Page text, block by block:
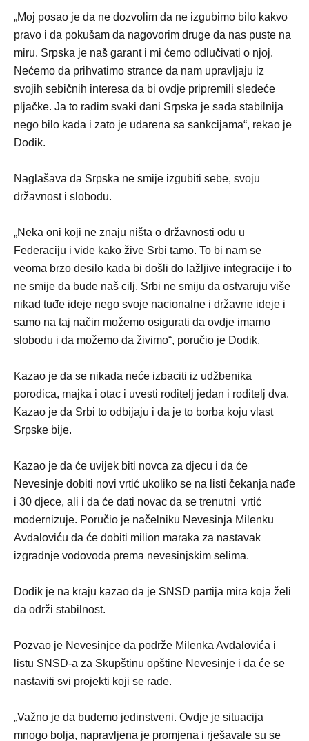
„Moj posao je da ne dozvolim da ne izgubimo bilo kakvo
pravo i da pokušam da nagovorim druge da nas puste na
miru. Srpska je naš garant i mi ćemo odlučivati o njoj.
Nećemo da prihvatimo strance da nam upravljaju iz
svojih sebičnih interesa da bi ovdje pripremili sledeće
pljačke. Ja to radim svaki dani Srpska je sada stabilnija
nego bilo kada i zato je udarena sa sankcijama“, rekao je
Dodik.
Naglašava da Srpska ne smije izgubiti sebe, svoju
državnost i slobodu.
„Neka oni koji ne znaju ništa o državnosti odu u
Federaciju i vide kako žive Srbi tamo. To bi nam se
veoma brzo desilo kada bi došli do lažljive integracije i to
ne smije da bude naš cilj. Srbi ne smiju da ostvaruju više
nikad tuđe ideje nego svoje nacionalne i državne ideje i
samo na taj način možemo osigurati da ovdje imamo
slobodu i da možemo da živimo“, poručio je Dodik.
Kazao je da se nikada neće izbaciti iz udžbenika
porodica, majka i otac i uvesti roditelj jedan i roditelj dva.
Kazao je da Srbi to odbijaju i da je to borba koju vlast
Srpske bije.
Kazao je da će uvijek biti novca za djecu i da će
Nevesinje dobiti novi vrtić ukoliko se na listi čekanja nađe
i 30 djece, ali i da će dati novac da se trenutni vrtić
modernizuje. Poručio je načelniku Nevesinja Milenku
Avdaloviću da će dobiti milion maraka za nastavak
izgradnje vodovoda prema nevesinjskim selima.
Dodik je na kraju kazao da je SNSD partija mira koja želi
da održi stabilnost.
Pozvao je Nevesinjce da podrže Milenka Avdalovića i
listu SNSD-a za Skupštinu opštine Nevesinje i da će se
nastaviti svi projekti koji se rade.
„Važno je da budemo jedinstveni. Ovdje je situacija
mnogo bolja, napravljena je promjena i rješavale su se